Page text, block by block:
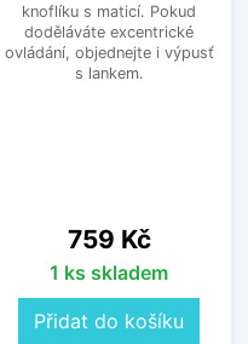
knoflíku s maticí. Pokud
doděláváte excentrické
ovládání, objednejte i výpusť
s lankem.
Cena
759 Kč
1 ks skladem
Přidat do košíku